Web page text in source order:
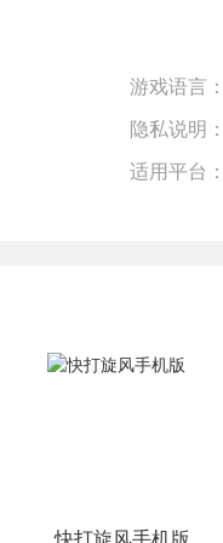
游戏语言：
隐私说明：
适用平台：
完版快打旋风手机版